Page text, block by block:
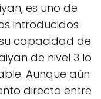
es uno de
introducidos
capacidad de
de nivel 3 lo
Aunque aún
directo entre